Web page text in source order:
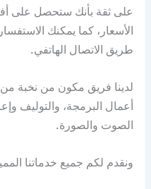
على ثقة بأنك ستحصل على
الأسعار، كما يمكنك
طريق الاتصال الهاتفي.
لدينا فريق مكون من نخبة من
أعمال البرمجة، والتوليف
الصوت والصورة.
ونقدم لكم جميع خدماتنا